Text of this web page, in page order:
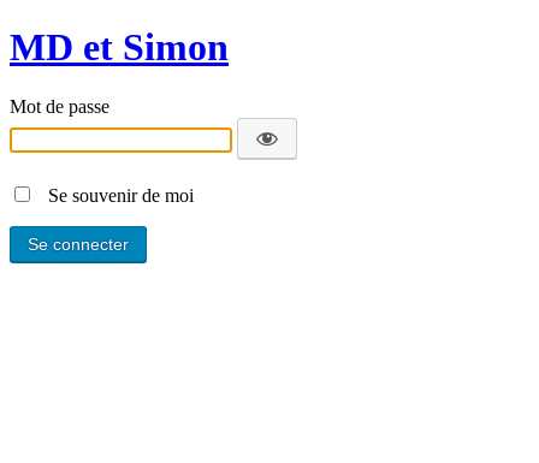
MD et Simon
Mot de passe
Se souvenir de moi